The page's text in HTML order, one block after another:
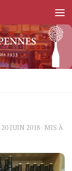
20 JUIN 2018 · MIS À